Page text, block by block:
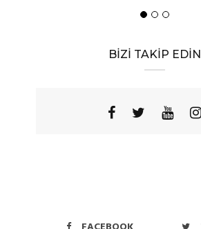
Yöresel Yemeği
BİZİ TAKİP EDİN